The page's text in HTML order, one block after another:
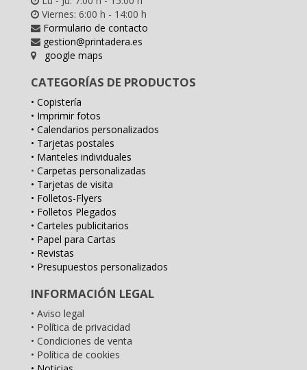
Viernes: 6:00 h - 14:00 h
Formulario de contacto
gestion@printadera.es
google maps
CATEGORÍAS DE PRODUCTOS
• Copistería
• Imprimir fotos
• Calendarios personalizados
• Tarjetas postales
• Manteles individuales
• Carpetas personalizadas
• Tarjetas de visita
• Folletos-Flyers
• Folletos Plegados
• Carteles publicitarios
• Papel para Cartas
• Revistas
• Presupuestos personalizados
INFORMACIÓN LEGAL
• Aviso legal
• Política de privacidad
• Condiciones de venta
• Política de cookies